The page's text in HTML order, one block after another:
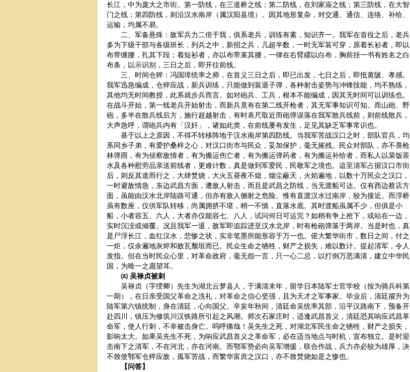
长江，中为庞大之市街。第一防线，在三道桥之线；第二防线，在刘家庙之线；第三防线，在大智
门之线；第四防线，则沿汉水南岸（属汉阳县境）。因其地形复杂，对交通、通信、连络、补给、
运输，均属不易。
二、军备悬殊：敌军兵力二倍于我，俱系老兵，训练有素，知识齐一。我军在首役之后，老兵
多为下级干部与各级班长，列兵之中，新招之兵，几超半数，一时无军装可穿，原着长衫者，即以
布带缠腰，扎其下段；着短衫者，亦以布带束其腰，一律在右臂繮以白布，胸前挂一书有姓名之白
布条，以示识别，三日之后，即开往前线。
三、时间仓猝：冯国璋统率之师，在首义三日之后，即已出发，七日之后，即抵黄陂、孝感。
我军迅急编成，仓猝应战，新兵训练，只能做到装退子弹，各种射击姿势与冲锋技能，均不熟练，
其他均无时间教授，此系就步兵而言。如对砲兵、工兵，根本不能编成，因其无时间可以训练也。
在战斗开始，第一线老兵开始射击，而新兵竟有在第二线开枪者，其无军事知识可知。而山砲、野
砲，多半在散兵线后方，施行超越射击，有时表尺取近而砲弹误落在我军散兵线前，则前线散兵，
大声急呼，谓砲兵内有「汉奸」，诸如此类，在前线屡有发生，足见其缺乏军事常识也。
基于以上之原因，不得不转移阵地于汉水南岸第四防线。当我军苦战汉口之时，部队官兵，均
系同乡子弟，有爱护桑梓之心，对汉口街市与民众，妥加保护，毫无摧残。民众对部队，亦不畏枪
林弹雨，有为侦察敌情者，有为搬运伤亡者，有为搬运弹药者，有为搬运补给者，而私人以菜饭茶
水及各种慰劳品亲送前线者，更难计数，真是做到军爱民，民敬军之境也。迨至清军占据汉口市街
后，则反其道而行之，大肆焚烧，大火五昼夜不熄，烟尘蔽天，火焰遍地，以数十万民众之汉口，
一时避敌情急，东边武昌方面，遭敌人射击，而且是武昌之防线，当无渡船可达。仅有西边蔡店方
面，虽能由汉水北岸陆路可通，但亦有敌人侧射之危险。惟有直渡汉水过南岸，较为接近。而浮桥
虽有数座，仅供军队转移，尚属拥挤不堪，稍一不慎，直落水底。其时渡船虽属不少，但俱是小
船，小者容五、六人，大者亦仅能容七、八人，试问何日可运完？如稍有争上抢下，或站在一边，
实时沉没或倾覆。况且我军一退，敌军即追踪进至汉水北岸，时有枪砲弹落于两岸。当是时也，真
是尸浮长江，血红汉水，悲惨之状，实非笔墨所能形容于万一也。偌大繁华街市，数日之间，付之
一炬，仅余遍地灰烬和败瓦颓垣而已。民众生命之牺牲，财产之损失，难以数计。提起清军，令人
发指。但在当时民众心里，对革命政府，毫无怨一言，只一心二忌，以打倒万恶满清，建立中华民
国，为唯一之愿望耳。
㈤ 吴禄贞被刺
吴禄贞（字绶卿）先生为湖北云梦县人，于满清末年，留学日本陆军士官学校（按为骑兵科第
一期），在日亲受国父革命之洗礼，对革命之信心坚强，且为天才之军事家。毕业后，清廷擢升为
陆军第六镇统制，身在清廷，心向国父。辛亥年秋间，清廷命吴统率其部，沿平汉路南下，预备开
赴四川，镇压为修筑川汉铁路所引起之风潮。师次石家庄时，适逢武昌首义，清廷恐其响应武昌革
命军，使人行刺，不幸被击身亡。呜呼痛哉！吴先生之死，对湖北军民生命之牺牲，财产之损失，
影响太大。如果吴先生不死，为响应武昌首义之革命军，必在适当地点与时机，宣布独立。是时迎
击南下之清军，不在河北，亦在河南。而鄂军势必向吴军增援，联合作战，兵力亦必较为雄厚，决
不致使鄂军仓猝应敌，孤军苦战，而繁华富庶之汉口，亦不致焚烧如是之惨也。
【问答】